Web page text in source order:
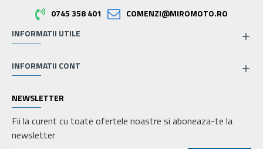
0745 358 401
COMENZI@MIROMOTO.RO
INFORMATII UTILE
INFORMATII CONT
NEWSLETTER
Fii la curent cu toate ofertele noastre si aboneaza-te la
newsletter